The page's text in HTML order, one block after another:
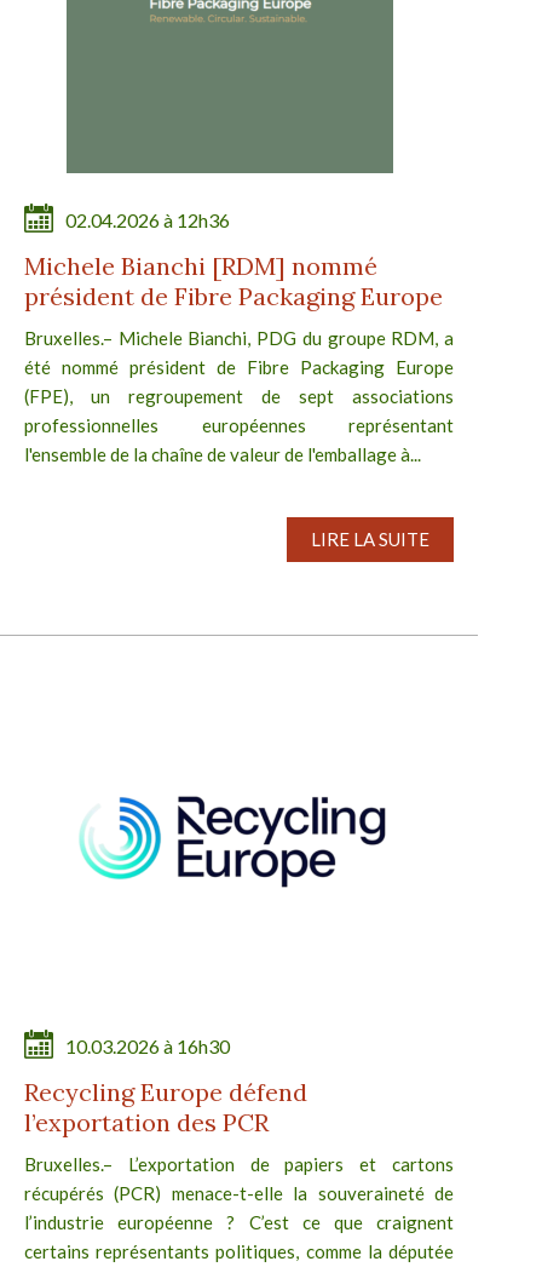
02.04.2026 à 12h36
Michele Bianchi [RDM] nommé
président de Fibre Packaging Europe
Bruxelles.– Michele Bianchi, PDG du groupe RDM, a
été nommé président de Fibre Packaging Europe
(FPE), un regroupement de sept associations
professionnelles européennes représentant
l'ensemble de la chaîne de valeur de l'emballage à...
LIRE LA SUITE
10.03.2026 à 16h30
Recycling Europe défend
l’exportation des PCR
Bruxelles.– L’exportation de papiers et cartons
récupérés (PCR) menace-t-elle la souveraineté de
l’industrie européenne ? C’est ce que craignent
certains représentants politiques, comme la députée